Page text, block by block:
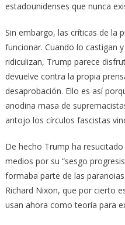
estadounidenses que nunca
Sin embargo, las críticas de la
funcionar. Cuando lo castigan
ridiculizan, Trump parece
devuelve contra la propia
desaprobación. Ello es así
anodina masa de
antojo los círculos fascistas
De hecho Trump ha
medios por su “sesgo
formaba parte de las
Richard Nixon, que por cierto
usan ahora como teoría para